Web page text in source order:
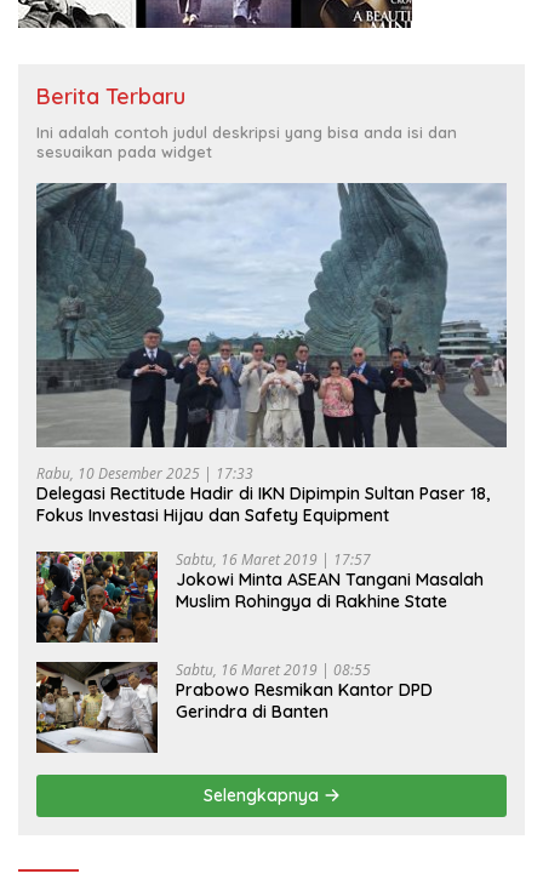
Berita Terbaru
Ini adalah contoh judul deskripsi yang bisa anda isi dan
sesuaikan pada widget
Rabu, 10 Desember 2025 | 17:33
Delegasi Rectitude Hadir di IKN Dipimpin Sultan Paser 18,
Fokus Investasi Hijau dan Safety Equipment
Sabtu, 16 Maret 2019 | 17:57
Jokowi Minta ASEAN Tangani Masalah
Muslim Rohingya di Rakhine State
Sabtu, 16 Maret 2019 | 08:55
Prabowo Resmikan Kantor DPD
Gerindra di Banten
Selengkapnya